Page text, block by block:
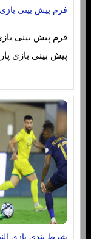
فرم پیش بینی
فرم پیش بینی
پیش بینی بازی
شرط بندی بازی